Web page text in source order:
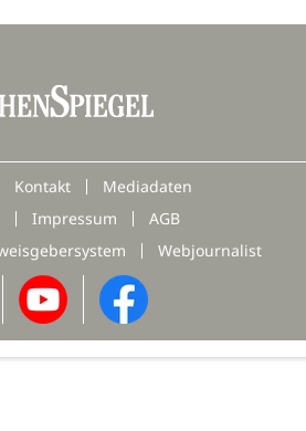
Kontakt
Mediadaten
Impressum
AGB
Webjournalist